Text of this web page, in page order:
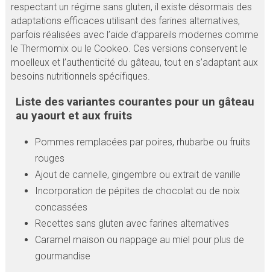
respectant un régime sans gluten, il existe désormais des
adaptations efficaces utilisant des farines alternatives,
parfois réalisées avec l’aide d’appareils modernes comme
le Thermomix ou le Cookeo. Ces versions conservent le
moelleux et l’authenticité du gâteau, tout en s’adaptant aux
besoins nutritionnels spécifiques.
Liste des variantes courantes pour un gâteau
au yaourt et aux fruits
Pommes remplacées par poires, rhubarbe ou fruits
rouges
Ajout de cannelle, gingembre ou extrait de vanille
Incorporation de pépites de chocolat ou de noix
concassées
Recettes sans gluten avec farines alternatives
Caramel maison ou nappage au miel pour plus de
gourmandise